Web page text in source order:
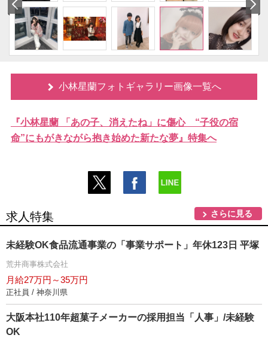
小林星蘭フォトギャラリー画像一覧へ
『小林星蘭 「あの子、消えたね」に傷心 “子役の宿
命”にもがきながら抱き始めた新たな夢』特集へ
求人特集 さらに見る
未経験OK食品流通事業の「事業サポート」年休123日 平塚
荒井商事株式会社
月給27万円～35万円
正社員 / 神奈川県
大阪本社110年超菓子メーカーの採用担当「人事」/未経験
OK